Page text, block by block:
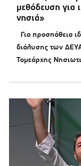
μεθόδευση για
νησιά»
Για προσπάθεια
διάλυσης των
Τομεάρχης